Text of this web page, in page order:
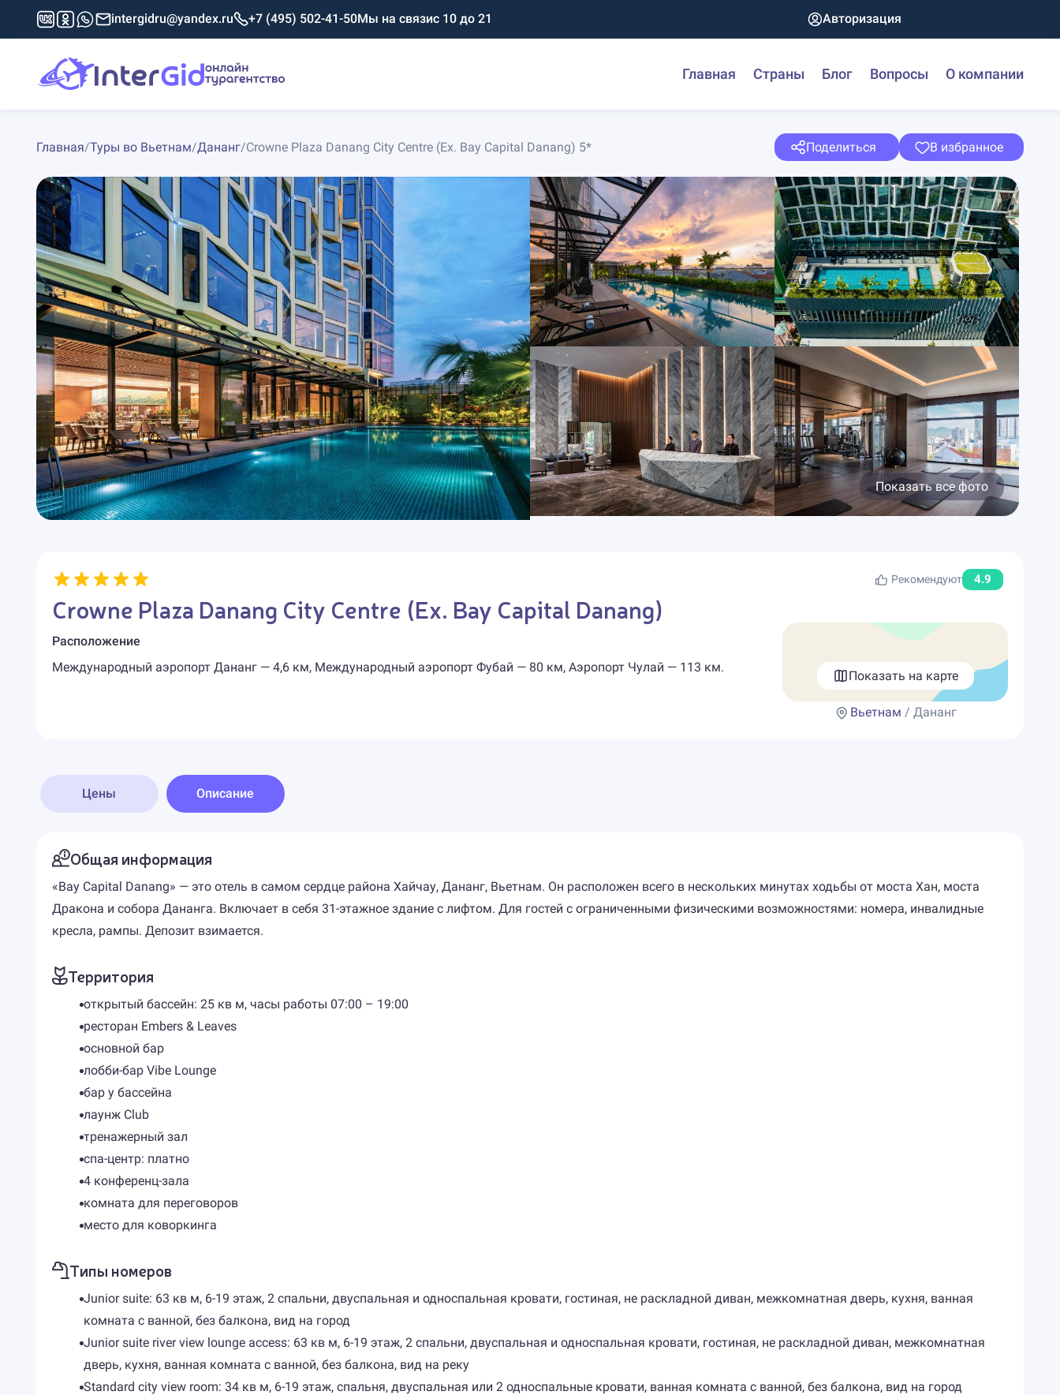
intergidru@yandex.ru +7 (495) 502-41-50Мы на связис 10 до 21 Авторизация
Главная Страны Блог Вопросы О компании
Главная/Туры во Вьетнам/Дананг/Crowne Plaza Danang City Centre (Ex. Bay Capital Danang) 5* Поделиться В избранное
Показать все фото
Рекомендуют 4.9
Crowne Plaza Danang City Centre (Ex. Bay Capital Danang)
Расположение
Международный аэропорт Дананг — 4,6 км, Международный аэропорт Фубай — 80 км, Аэропорт Чулай — 113 км.
Показать на карте
Вьетнам / Дананг
Цены Описание
Общая информация
«Bay Capital Danang» — это отель в самом сердце района Хайчау, Дананг, Вьетнам. Он расположен всего в нескольких минутах ходьбы от моста Хан, моста
Дракона и собора Дананга. Включает в себя 31-этажное здание с лифтом. Для гостей с ограниченными физическими возможностями: номера, инвалидные
кресла, рампы. Депозит взимается.
Территория
открытый бассейн: 25 кв м, часы работы 07:00 – 19:00
ресторан Embers & Leaves
основной бар
лобби-бар Vibe Lounge
бар у бассейна
лаунж Club
тренажерный зал
спа-центр: платно
4 конференц-зала
комната для переговоров
место для коворкинга
Типы номеров
Junior suite: 63 кв м, 6-19 этаж, 2 спальни, двуспальная и односпальная кровати, гостиная, не раскладной диван, межкомнатная дверь, кухня, ванная
комната с ванной, без балкона, вид на город
Junior suite river view lounge access: 63 кв м, 6-19 этаж, 2 спальни, двуспальная и односпальная кровати, гостиная, не раскладной диван, межкомнатная
дверь, кухня, ванная комната с ванной, без балкона, вид на реку
Standard city view room: 34 кв м, 6-19 этаж, спальня, двуспальная или 2 односпальные кровати, ванная комната с ванной, без балкона, вид на город